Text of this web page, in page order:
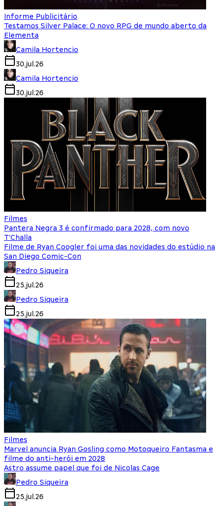
Informe Publicitário
Testamos Silver Palace: O novo RPG de mundo aberto da
Elementa
Camila Hortencio
30.jul.26
Camila Hortencio
30.jul.26
Filmes
Pantera Negra 3 é confirmado para 2028, com novo
T'Challa
Filme de Ryan Coogler foi uma das novidades do estúdio na
San Diego Comic-Con
Pedro Siqueira
25.jul.26
Pedro Siqueira
25.jul.26
Filmes
Marvel anuncia Ryan Gosling como Motoqueiro Fantasma e
filme do anti-herói em 2028
Astro assume papel que foi de Nicolas Cage
Pedro Siqueira
25.jul.26